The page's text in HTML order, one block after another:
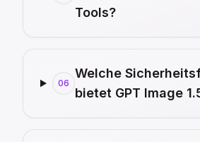
Tools?
06
Welche
bietet GPT Image